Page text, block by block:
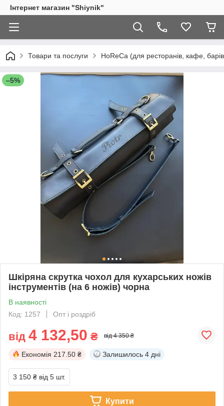
Інтернет магазин "Shiynik"
Товари та послуги HoReCa (для ресторанів, кафе,
–5%
Шкіряна скрутка чохол для кухарських ножів
інструментів (на 6 ножів) чорна
В наявності
Код: 1257
Опт і роздріб
від 4 132,50 ₴ від 4 350 ₴
Економія 217.50 ₴ Залишилось 4 дні
3 150 ₴ від 5 шт.
Купити